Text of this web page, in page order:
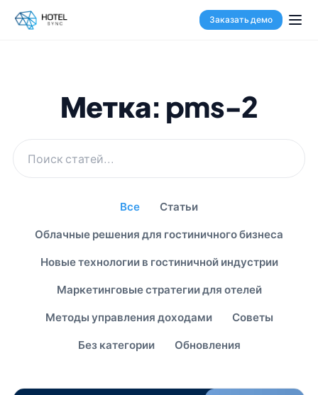
Заказать демо
Метка: pms-2
Все Статьи
Облачные решения для гостиничного бизнеса
Новые технологии в гостиничной индустрии
Маркетинговые стратегии для отелей
Методы управления доходами Советы
Без категории Обновления